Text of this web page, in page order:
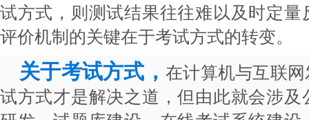
试方式，则测试结果往往难以及时定
评价机制的关键在于考试方式的转变。
关于考试方式， 在计算机与互联
试方式才是解决之道，但由此就会涉